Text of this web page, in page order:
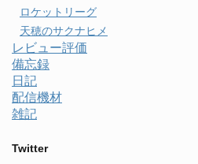
ロケットリーグ
天穂のサクナヒメ
レビュー評価
備忘録
日記
配信機材
雑記
Twitter